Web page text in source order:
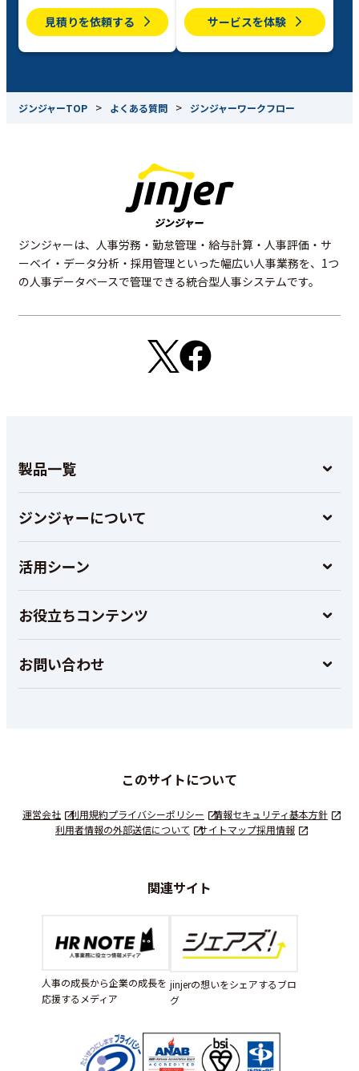
見積りを依頼する サービスを体験
ジンジャーTOP > よくある質問 > ジンジャーワークフロー
ジンジャーは、人事労務・勤怠管理・給与計算・人事評価・サ
ーベイ・データ分析・採用管理といった幅広い人事業務を、1つ
の人事データベースで管理できる統合型人事システムです。
製品一覧
ジンジャーについて
活用シーン
お役立ちコンテンツ
お問い合わせ
このサイトについて
運営会社 利用規約プライバシーポリシー
情報セキュリティ基本方針
利用者情報の外部送信について
サイトマップ採用情報
関連サイト
人事の成長から企業の成長を
応援するメディア
jinjerの想いをシェアするブロ
グ